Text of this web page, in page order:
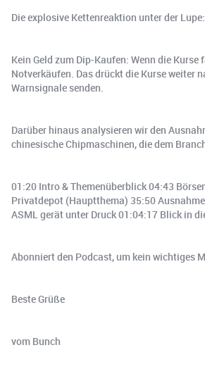
Die explosive Kettenreaktion unter der Lupe:
Kein Geld zum Dip-Kaufen: Wenn die
Notverkäufen. Das drückt die Kurse weiter
Warnsignale senden.
Darüber hinaus analysieren wir den
chinesische Chipmaschinen, die dem
01:20 Intro & Themenüberblick 04:43
Privatdepot (Hauptthema) 35:50
ASML gerät unter Druck 01:04:17 Blick in
Abonniert den Podcast, um kein wichtiges
Beste Grüße
vom Bunch